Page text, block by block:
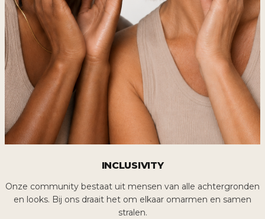
INCLUSIVITY
Onze community bestaat uit mensen van alle achtergronden
en looks. Bij ons draait het om elkaar omarmen en samen
stralen.